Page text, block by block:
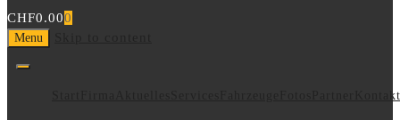
CHF0.000
Menu
Kontakt